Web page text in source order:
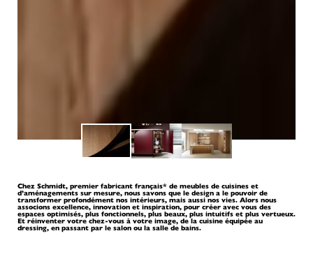
Chez Schmidt, premier fabricant français* de meubles de cuisines et
d’aménagements sur mesure, nous savons que le design a le pouvoir de
transformer profondément nos intérieurs, mais aussi nos vies. Alors nous
associons excellence, innovation et inspiration, pour créer avec vous des
espaces optimisés, plus fonctionnels, plus beaux, plus intuitifs et plus vertueux.
Et réinventer votre chez-vous à votre image, de la cuisine équipée au
dressing, en passant par le salon ou la salle de bains.